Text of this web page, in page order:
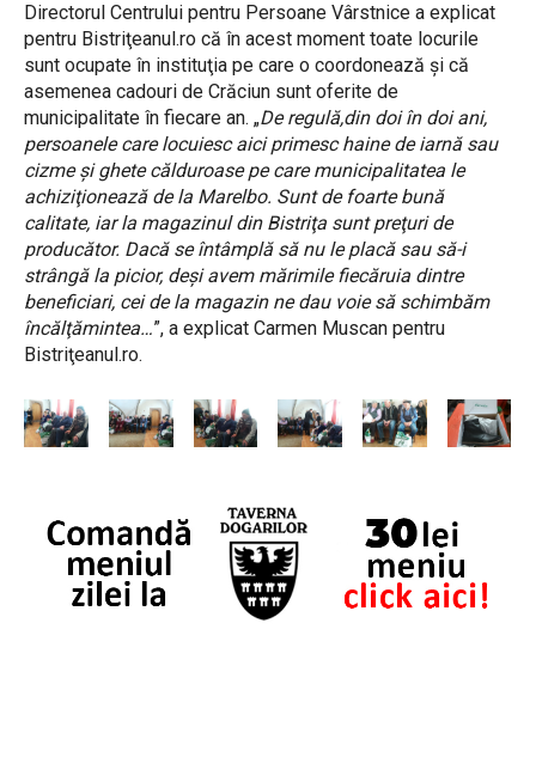
Directorul Centrului pentru Persoane Vârstnice a explicat
pentru Bistriţeanul.ro că în acest moment toate locurile
sunt ocupate în instituţia pe care o coordonează şi că
asemenea cadouri de Crăciun sunt oferite de
municipalitate în fiecare an. „De regulă,din doi în doi ani,
persoanele care locuiesc aici primesc haine de iarnă sau
cizme şi ghete călduroase pe care municipalitatea le
achiziţionează de la Marelbo. Sunt de foarte bună
calitate, iar la magazinul din Bistriţa sunt preţuri de
producător. Dacă se întâmplă să nu le placă sau să-i
strângă la picior, deşi avem mărimile fiecăruia dintre
beneficiari, cei de la magazin ne dau voie să schimbăm
încălţămintea…”, a explicat Carmen Muscan pentru
Bistriţeanul.ro.